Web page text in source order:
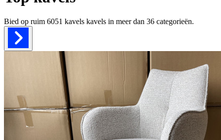
Bied op ruim 6051 kavels kavels in meer dan 36 categorieën.